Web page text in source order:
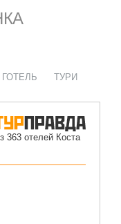
ГОТЕЛЬ ТУРИ